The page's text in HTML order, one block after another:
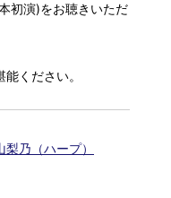
初演)をお聴きいただ
ください。
乃（ハープ）